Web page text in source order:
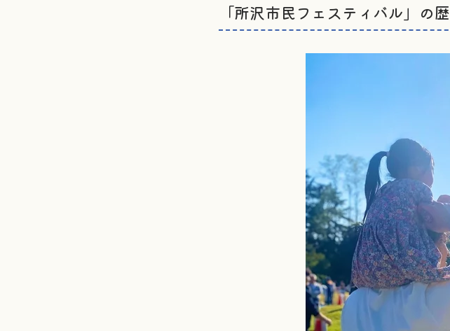
「所沢市民フェスティバル」の